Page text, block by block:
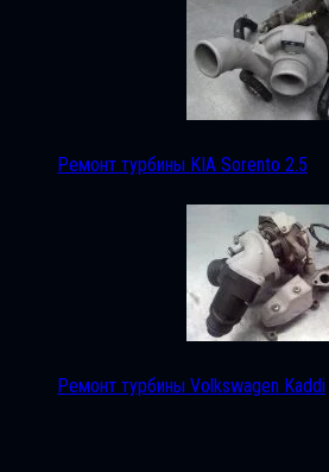
Ремонт турбины KIA Sorento 2.5
Ремонт турбины Volkswagen Kaddi